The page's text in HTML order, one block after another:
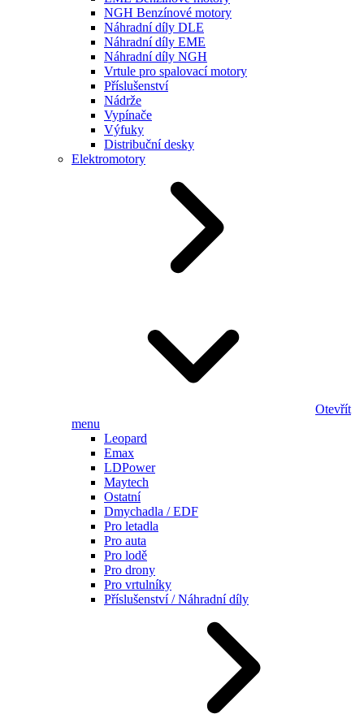
NGH Benzínové motory
Náhradní díly DLE
Náhradní díly EME
Náhradní díly NGH
Vrtule pro spalovací motory
Příslušenství
Nádrže
Vypínače
Výfuky
Distribuční desky
Elektromotory
Otevřít
menu
Leopard
Emax
LDPower
Maytech
Ostatní
Dmychadla / EDF
Pro letadla
Pro auta
Pro lodě
Pro drony
Pro vrtulníky
Příslušenství / Náhradní díly